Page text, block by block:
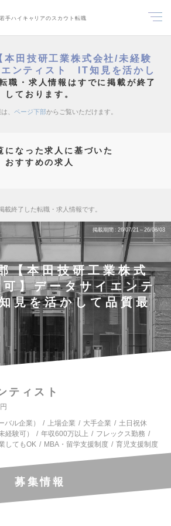
若手ハイキャリアのスカウト転職
本田技研工業株式会社/未経験
エンティスト IT知見を活かし
職・求人情報はすでに掲載が終了
しております。
、 ページ下部からご覧いただけます。
になった求人に基づいた
おすすめの求人
載終了した転職・求人情報です。
掲載期間 26/07/21～26/08/03
【本田技研工業株式
】データサイエンテ
見を活かして品質最
ティスト
ル企業）
上場企業 大手企業
土日祝休
経験可） 年収600万以上
フレックス勤務
してもOK MBA・留学支援制度 育児支援制度
募集情報